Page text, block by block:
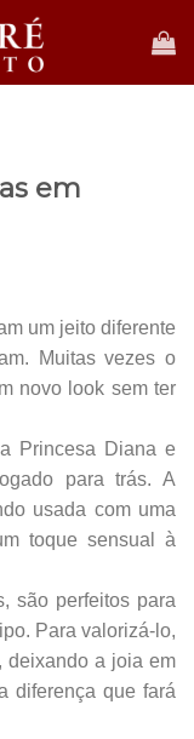
em
um jeito diferente
Muitas vezes o
novo look sem ter
Princesa Diana e
para trás. A
usada com uma
toque sensual à
são perfeitos para
Para valorizá-lo,
deixando a joia em
diferença que fará